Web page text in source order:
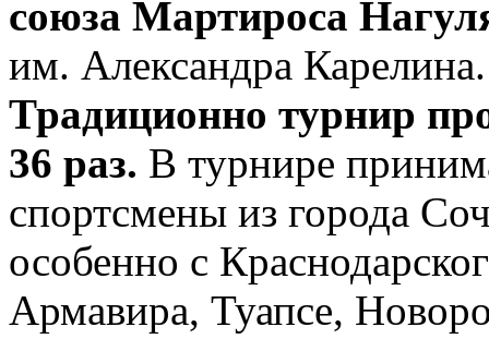
союза Мартироса
им. Александра Карелина.
Традиционно турнир
36 раз. В турнире
спортсмены из города
особенно с
Армавира, Туапсе,